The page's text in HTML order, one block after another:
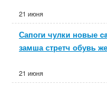
21 июня
Сапоги чулки новые
замша стретч обувь
21 июня